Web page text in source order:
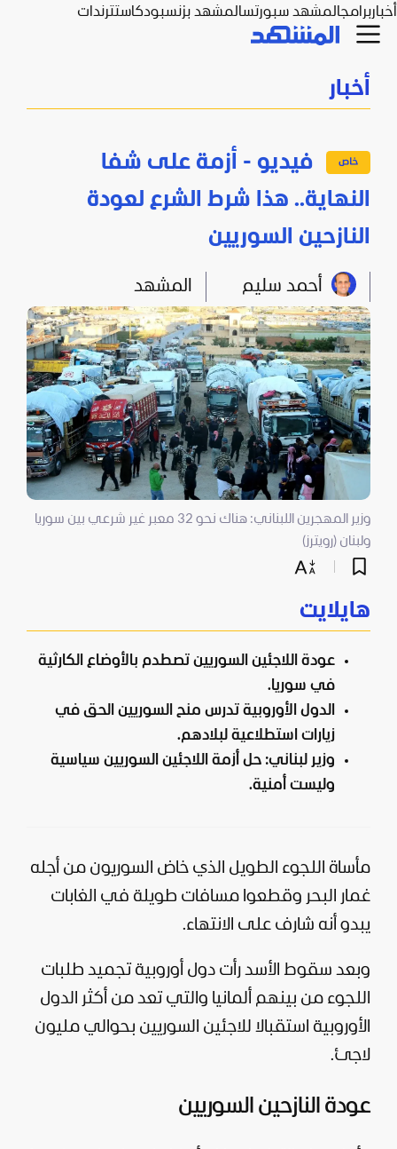
أخباربرامجالمشهد سبورتسالمشهد بزنسبودكاستترندات
أخبار
فيديو - أزمة على شفا
النهاية.. هذا شرط الشرع لعودة
النازحين السوريين
أحمد سليم المشهد
وزير المهجرين اللبناني: هناك نحو 32 معبر غير شرعي بين سوريا
ولبنان (رويترز)
هايلايت
عودة اللاجئين السوريين تصطدم بالأوضاع الكارثية
في سوريا.
الدول الأوروبية تدرس منح السوريين الحق في
زيارات استطلاعية لبلادهم.
وزير لبناني: حل أزمة اللاجئين السوريين سياسية
وليست أمنية.
مأساة اللجوء الطويل الذي خاض السوريون من أجله
غمار البحر وقطعوا مسافات طويلة في الغابات
يبدو أنه شارف على الانتهاء.
وبعد سقوط الأسد رأت دول أوروبية تجميد طلبات
اللجوء من بينهم ألمانيا والتي تعد من أكثر الدول
الأوروبية استقبالا للاجئين السوريين بحوالي مليون
لاجئ.
عودة النازحين السوريين